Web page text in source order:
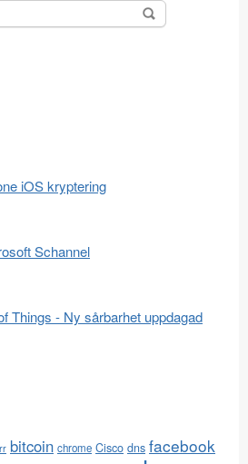
iOS kryptering
Schannel
Things - Ny sårbarhet uppdagad
bitcoin chrome Cisco dns facebook